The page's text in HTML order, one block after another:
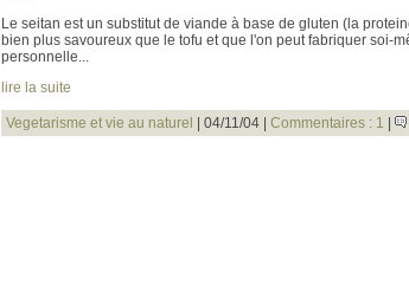
Le seitan est un substitut de viande à base de gluten (la
bien plus savoureux que le tofu et que l'on peut fabriquer soi-
personnelle...
lire la suite
Vegetarisme et vie au naturel | 04/11/04 | Commentaires : 1 |